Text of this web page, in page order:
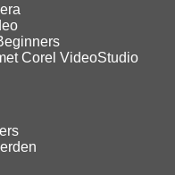
Corel VideoStudio